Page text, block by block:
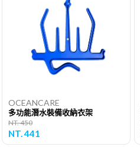
OCEANCARE
多功能潛水裝備收納衣架
NT. 450
NT. 441